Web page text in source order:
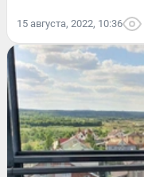
15 августа, 2022, 10:36